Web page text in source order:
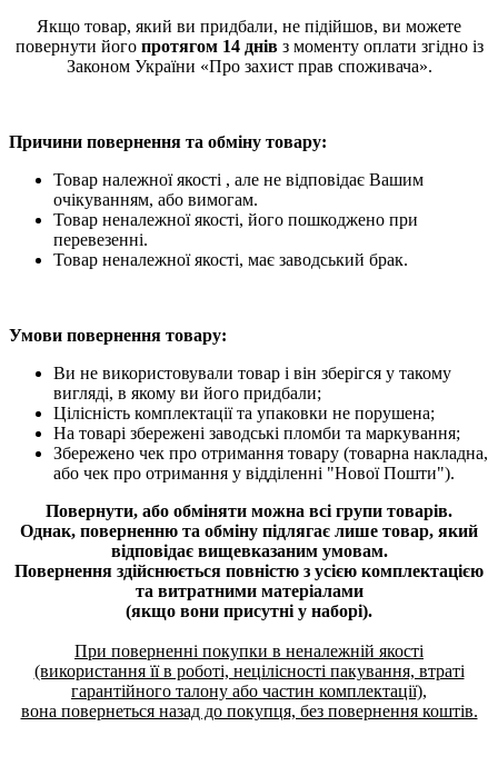
Якщо товар, який ви придбали, не підійшов, ви можете
повернути його протягом 14 днівз моменту оплати згідно із
Законом України «Про захист прав споживача».
Причини повернення та обміну товару:
Товар належної якості , але не відповідає Вашим
очікуванням, або вимогам.
Товар неналежної якості, його пошкоджено при
перевезенні.
Товар неналежної якості, має заводський брак.
Умови повернення товару:
Ви не використовували товар і він зберігся у такому
вигляді, в якому ви його придбали;
Цілісність комплектації та упаковки не порушена;
На товарі збережені заводські пломби та маркування;
Збережено чек про отримання товару (товарна накладна,
або чек про отримання у відділенні "Нової Пошти").
Повернути, або обміняти можна всі групи товарів.
Однак, поверненню та обміну підлягає лише товар, який
відповідає вищевказаним умовам.
Повернення здійснюється повністю з усією комплектацією
та витратними матеріалами
(якщо вони присутні у наборі).
При поверненні покупки в неналежній якості
(використання її в роботі, нецілісності пакування, втраті
гарантійного талону або частин комплектації),
вона повернеться назад до покупця, без повернення коштів.